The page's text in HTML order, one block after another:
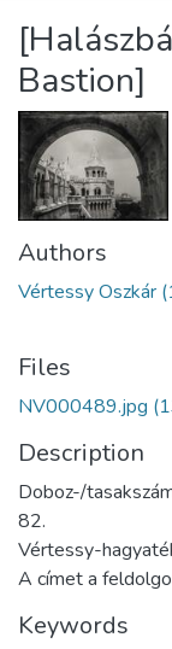
Statistics
About us
Bastion]
Authors
Vértessy Oszkár
Files
NV000489.jpg
Description
Doboz-/
82.
Vértessy-
A címet a
Keywords